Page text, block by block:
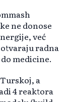
ne donose
već
radna
medicine.
a
4 reaktora